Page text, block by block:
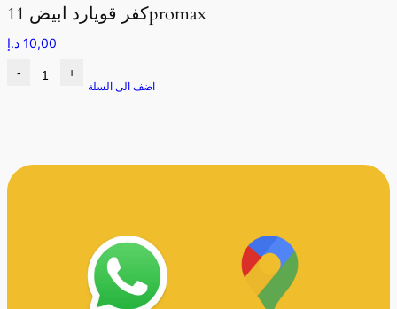
كفر قويارد ابيض 11promax
10,00 د.إ
- +
اضف الى السلة